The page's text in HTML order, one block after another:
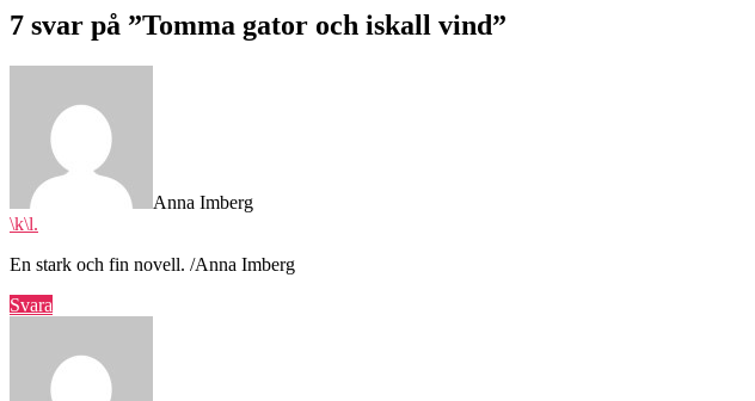
7 svar på ”Tomma gator och iskall vind”
Anna Imberg
\k\l.
En stark och fin novell. /Anna Imberg
Svara